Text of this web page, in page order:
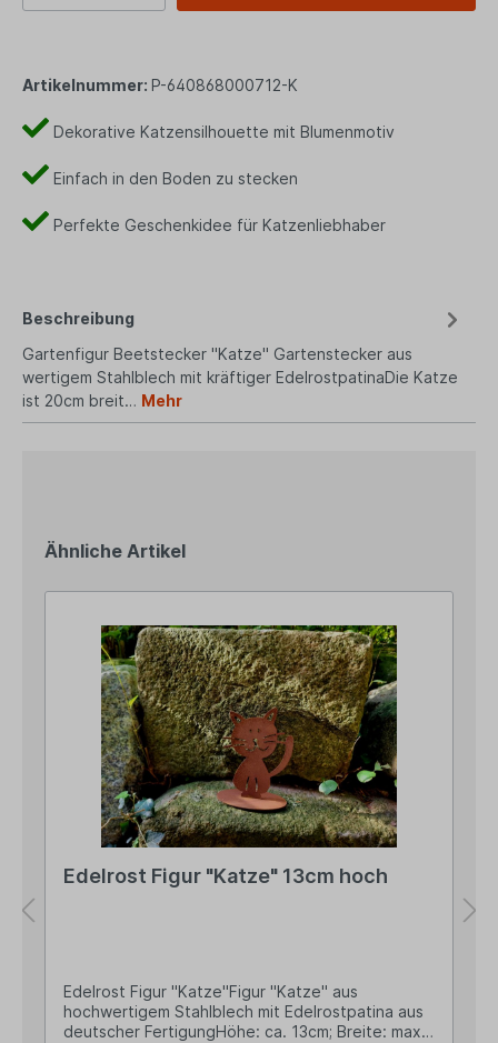
Artikelnummer: P-640868000712-K
Dekorative Katzensilhouette mit Blumenmotiv
Einfach in den Boden zu stecken
Perfekte Geschenkidee für Katzenliebhaber
Beschreibung
Gartenfigur Beetstecker "Katze" Gartenstecker aus
wertigem Stahlblech mit kräftiger EdelrostpatinaDie Katze
ist 20cm breit… Mehr
Ähnliche Artikel
Edelrost Figur "Katze" 13cm hoch
Edelrost Figur "Katze"Figur "Katze" aus
hochwertigem Stahlblech mit Edelrostpatina aus
deutscher FertigungHöhe: ca. 13cm; Breite: max.